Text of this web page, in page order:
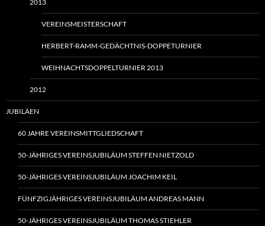
2013
VEREINSMEISTERSCHAFT
HERBERT-RAMM-GEDÄCHTNIS-DOPPETURNIER
WEIHNACHTSDOPPELTURNIER 2013
2012
JUBILÄEN
60 JAHRE VEREINSMITTGLIEDSCHAFT
50-JÄHRIGES VEREINSJUBILÄUM STEFFEN NIETZOLD
50-JÄHRIGES VEREINSJUBILÄUM JOACHIM KEIL
FÜNFZIGJÄHRIGES VEREINSJUBILÄUM ANDREAS MANN
50-JÄHRIGES VEREINSJUBILÄUM THOMAS STIEHLER